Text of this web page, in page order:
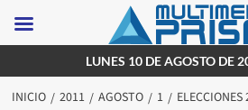
al
contenido
LUNES 10 DE AGOSTO DE
INICIO 2011 AGOSTO 1